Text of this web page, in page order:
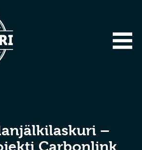
–
Carbonlink